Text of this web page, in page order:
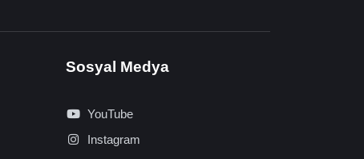
Sosyal Medya
YouTube
Instagram